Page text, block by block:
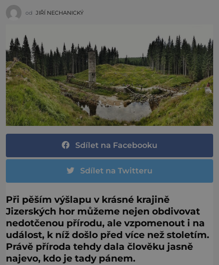
od JIŘÍ NECHANICKÝ
Sdílet na Facebooku
Sdílet na Twitteru
Při pěším výšlapu v krásné krajině
Jizerských hor můžeme nejen obdivovat
nedotčenou přírodu, ale vzpomenout i na
událost, k níž došlo před více než stoletím.
Právě příroda tehdy dala člověku jasně
najevo, kdo je tady pánem.